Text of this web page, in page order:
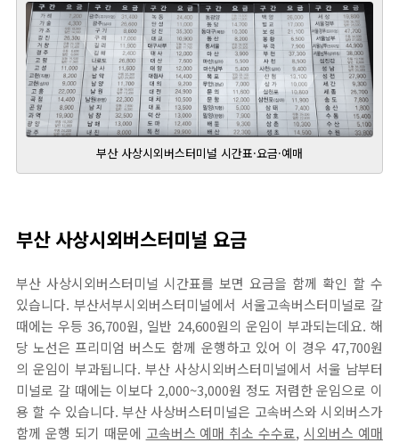
부산 사상시외버스터미널 시간표·요금·예매
부산 사상시외버스터미널 요금
부산 사상시외버스터미널 시간표를 보면 요금을 함께 확인 할 수
있습니다. 부산서부시외버스터미널에서 서울고속버스터미널로 갈
때에는 우등 36,700원, 일반 24,600원의 운임이 부과되는데요. 해
당 노선은 프리미엄 버스도 함께 운행하고 있어 이 경우 47,700원
의 운임이 부과됩니다. 부산 사상시외버스터미널에서 서울 남부터
미널로 갈 때에는 이보다 2,000~3,000원 정도 저렴한 운임으로 이
용 할 수 있습니다. 부산 사상버스터미널은 고속버스와 시외버스가
함께 운행 되기 때문에 고속버스 예매 취소 수수료,시외버스 예매